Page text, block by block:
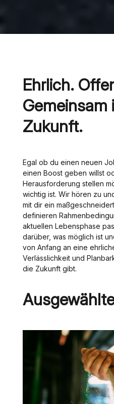
Ehrlich.
Gemeinsam
Zukunft.
Egal ob du einen neuen
einen Boost geben willst
Herausforderung stellen
wichtig ist. Wir hören zu
mit dir ein
definieren
aktuellen Lebensphase
darüber, was möglich ist
von Anfang an eine
Verlässlichkeit und
die Zukunft gibt.